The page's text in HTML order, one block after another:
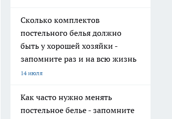
Сколько комплектов
постельного белья должно
быть у хорошей хозяйки -
запомните раз и на всю жизнь
14 июля
Как часто нужно менять
постельное белье - запомните